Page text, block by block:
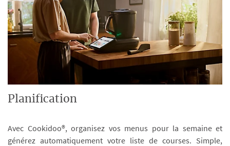
Planification
Avec Cookidoo®, organisez vos menus pour la semaine et
générez automatiquement votre liste de courses. Simple,